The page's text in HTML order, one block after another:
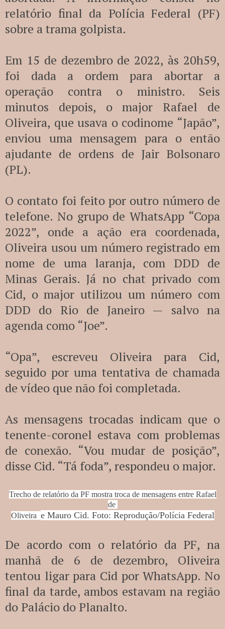
relatório final da Polícia Federal (PF)
sobre a trama golpista.
Em 15 de dezembro de 2022, às 20h59,
foi dada a ordem para abortar a
operação contra o ministro. Seis
minutos depois, o major Rafael de
Oliveira, que usava o codinome “Japão”,
enviou uma mensagem para o então
ajudante de ordens de Jair Bolsonaro
(PL).
O contato foi feito por outro número de
telefone. No grupo de WhatsApp “Copa
2022”, onde a ação era coordenada,
Oliveira usou um número registrado em
nome de uma laranja, com DDD de
Minas Gerais. Já no chat privado com
Cid, o major utilizou um número com
DDD do Rio de Janeiro — salvo na
agenda como “Joe”.
“Opa”, escreveu Oliveira para Cid,
seguido por uma tentativa de chamada
de vídeo que não foi completada.
As mensagens trocadas indicam que o
tenente-coronel estava com problemas
de conexão. “Vou mudar de posição”,
disse Cid. “Tá foda”, respondeu o major.
Trecho de relatório da PF mostra troca de mensagens entre Rafael
de
Oliveira e Mauro Cid. Foto: Reprodução/Polícia Federal
De acordo com o relatório da PF, na
manhã de 6 de dezembro, Oliveira
tentou ligar para Cid por WhatsApp. No
final da tarde, ambos estavam na região
do Palácio do Planalto.